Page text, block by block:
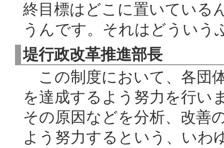
終目標はどこに置いている
うんです。それはどういう
堤行政改革推進部長
この制度において、各団
を達成するよう努力を行い
その原因などを分析、改善
よう努力するという、いわ